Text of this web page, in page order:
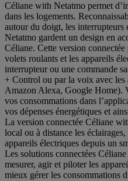
Céliane with Netatmo permet
dans les logements.
autour du doigt, les interrupteurs
Netatmo gardent un design en
Céliane. Cette version
volets roulants et les appareils
interrupteur ou une commande
+ Control ou par la voix avec
Amazon Alexa, Google Home).
vos consommations dans
vos dépenses énergétiques et
La version connectée Céliane
local ou à distance les
appareils électriques depuis un
Les solutions connectées
mesurer, agir et piloter les
mieux gérer les consommations